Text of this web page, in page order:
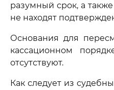
разумный срок, а
не находят
Основания для
кассационном
отсутствуют.
Как следует из